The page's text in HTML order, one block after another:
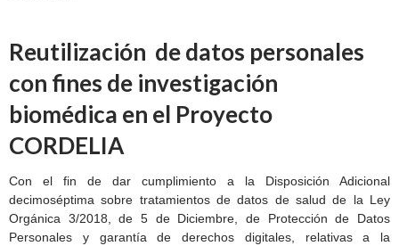
Reutilización de datos personales
con fines de investigación
biomédica en el Proyecto
CORDELIA
Con el fin de dar cumplimiento a la Disposición Adicional
decimoséptima sobre tratamientos de datos de salud de la Ley
Orgánica 3/2018, de 5 de Diciembre, de Protección de Datos
Personales y garantía de derechos digitales, relativas a la